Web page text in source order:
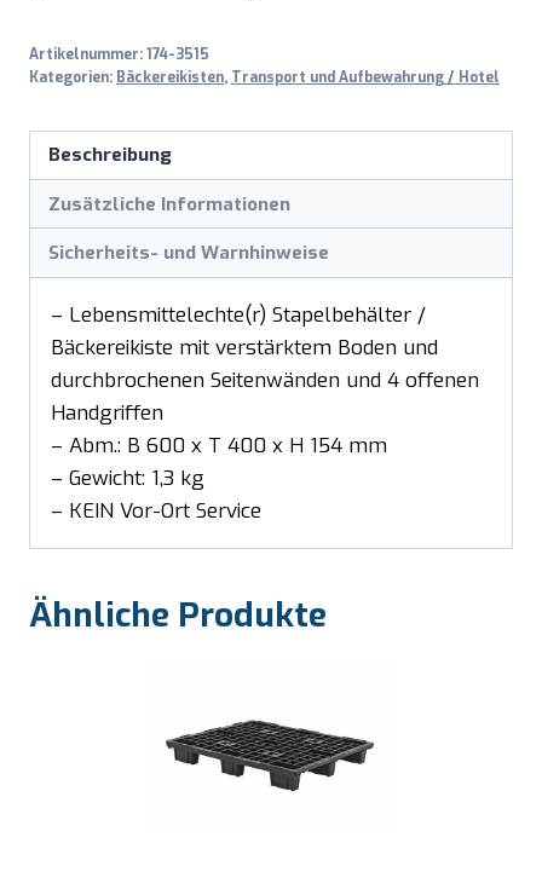
Artikelnummer:174-3515
Kategorien: Bäckereikisten, Transport und Aufbewahrung / Hotel
Beschreibung
Zusätzliche Informationen
Sicherheits- und Warnhinweise
– Lebensmittelechte(r) Stapelbehälter /
Bäckereikiste mit verstärktem Boden und
durchbrochenen Seitenwänden und 4 offenen
Handgriffen
– Abm.: B 600 x T 400 x H 154 mm
– Gewicht: 1,3 kg
– KEIN Vor-Ort Service
Ähnliche Produkte